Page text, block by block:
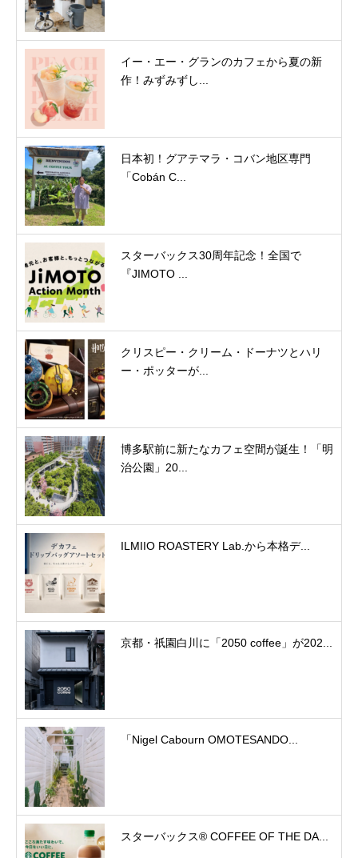
イー・エー・グランのカフェから夏の新
作！みずみずし...
日本初！グアテマラ・コバン地区専門
「Cobán C...
スターバックス30周年記念！全国で
『JIMOTO ...
クリスピー・クリーム・ドーナツとハリ
ー・ポッターが...
博多駅前に新たなカフェ空間が誕生！「明
治公園」20...
ILMIIO ROASTERY Lab.から本格デ...
京都・祇園白川に「2050 coffee」が202...
「Nigel Cabourn OMOTESANDO...
スターバックス® COFFEE OF THE DA...